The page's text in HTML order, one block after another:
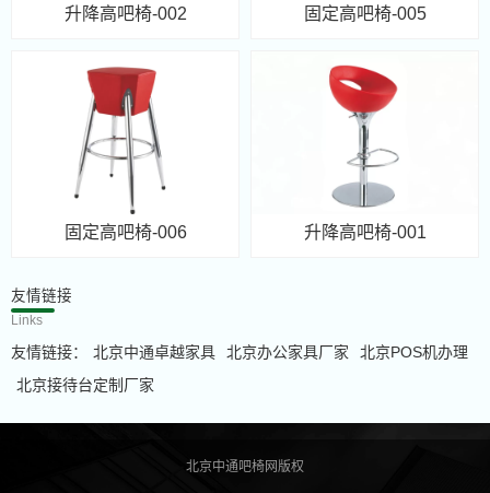
升降高吧椅-002 固定高吧椅-005
固定高吧椅-006 升降高吧椅-001
友情链接
Links
友情链接： 北京中通卓越家具 北京办公家具厂家
北京POS机办理
北京接待台定制厂家
北京中通吧椅网版权